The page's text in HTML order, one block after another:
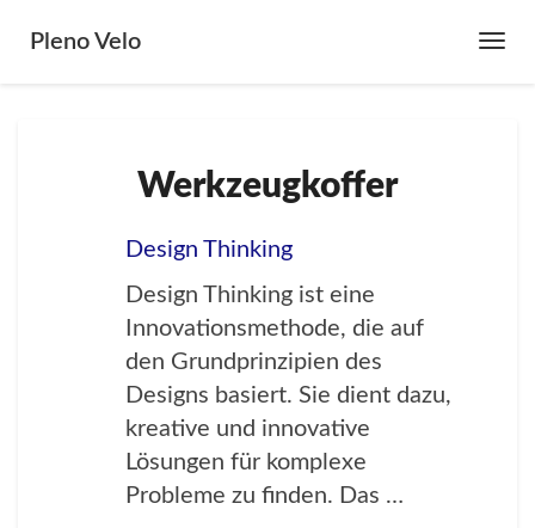
Toggle
Pleno Velo
Werkzeugkoffer
Design Thinking
Design Thinking ist eine
Innovationsmethode, die auf
den Grundprinzipien des
Designs basiert. Sie dient dazu,
kreative und innovative
Lösungen für komplexe
Probleme zu finden. Das …